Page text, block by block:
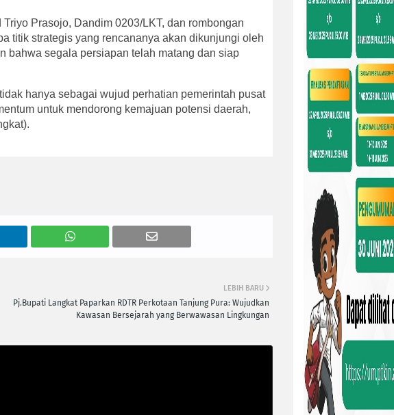
Prasojo, Dandim 0203/LKT, dan rombongan
titik strategis yang rencananya akan dikunjungi oleh
bahwa segala persiapan telah matang dan siap
hanya sebagai wujud perhatian pemerintah pusat
untuk mendorong kemajuan potensi daerah,
LEBIH BARU
Pj.Bupati Langkat Paparkan RDTR Perkotaan Tanjung Pura: Wujudkan
Kawasan Bersejarah yang Berwawasan Lingkungan